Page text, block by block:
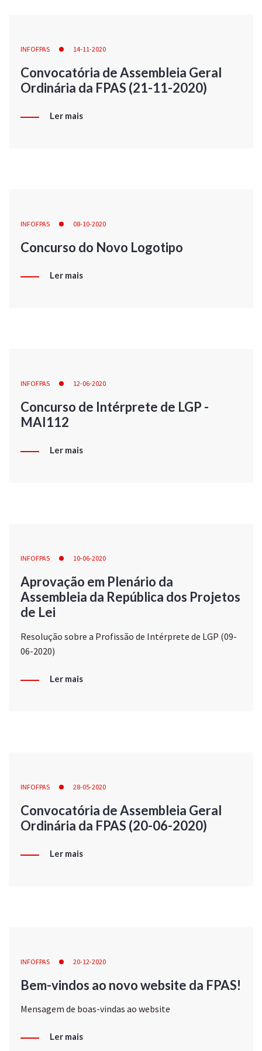
INFOFPAS 14-11-2020
Convocatória de Assembleia Geral
Ordinária da FPAS (21-11-2020)
Ler mais
INFOFPAS 08-10-2020
Concurso do Novo Logotipo
Ler mais
INFOFPAS 12-06-2020
Concurso de Intérprete de LGP -
MAI112
Ler mais
INFOFPAS 10-06-2020
Aprovação em Plenário da
Assembleia da República dos Projetos
de Lei
Resolução sobre a Profissão de Intérprete de LGP (09-
06-2020)
Ler mais
INFOFPAS 28-05-2020
Convocatória de Assembleia Geral
Ordinária da FPAS (20-06-2020)
Ler mais
INFOFPAS 20-12-2020
Bem-vindos ao novo website da FPAS!
Mensagem de boas-vindas ao website
Ler mais